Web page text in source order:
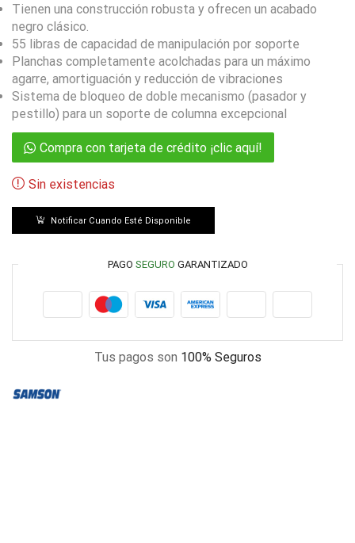
Tienen una construcción robusta y ofrecen un acabado
negro clásico.
55 libras de capacidad de manipulación por soporte
Planchas completamente acolchadas para un máximo
agarre, amortiguación y reducción de vibraciones
Sistema de bloqueo de doble mecanismo (pasador y
pestillo) para un soporte de columna excepcional
Compra con tarjeta de crédito ¡clic aquí!
Sin existencias
Notificar Cuando Esté Disponible
PAGO SEGURO GARANTIZADO
Tus pagos son 100% Seguros